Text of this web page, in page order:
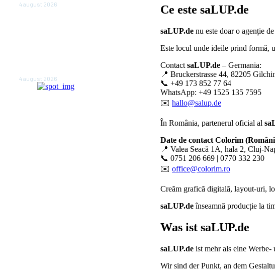
4 august 2026
4 august 2026
Ce este saLUP.de
saLUP.de nu este doar o agenție
Este locul unde ideile prind formă,
Contact saLUP.de – Germania:
📍 Bruckerstrasse 44, 82205
📞 +49 173 852 77 64
WhatsApp: +49 1525 135 7595
✉️ hallo@salup.de
În România, partenerul oficial al
Date de contact Colorim
📍 Valea Seacă 1A, hala 2, Cluj-
📞 0751 206 669 | 0770 332 230
✉️ office@colorim.ro
Creăm grafică digitală, layout-uri,
saLUP.deînseamnă producție la
Was ist saLUP.de
saLUP.de ist mehr als eine Werbe-
Wir sind der Punkt, an dem